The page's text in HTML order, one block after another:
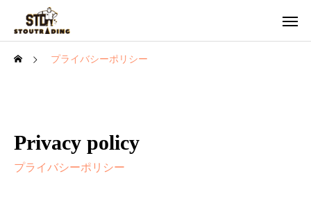
プライバシーポリシー
Privacy policy
プライバシーポリシー